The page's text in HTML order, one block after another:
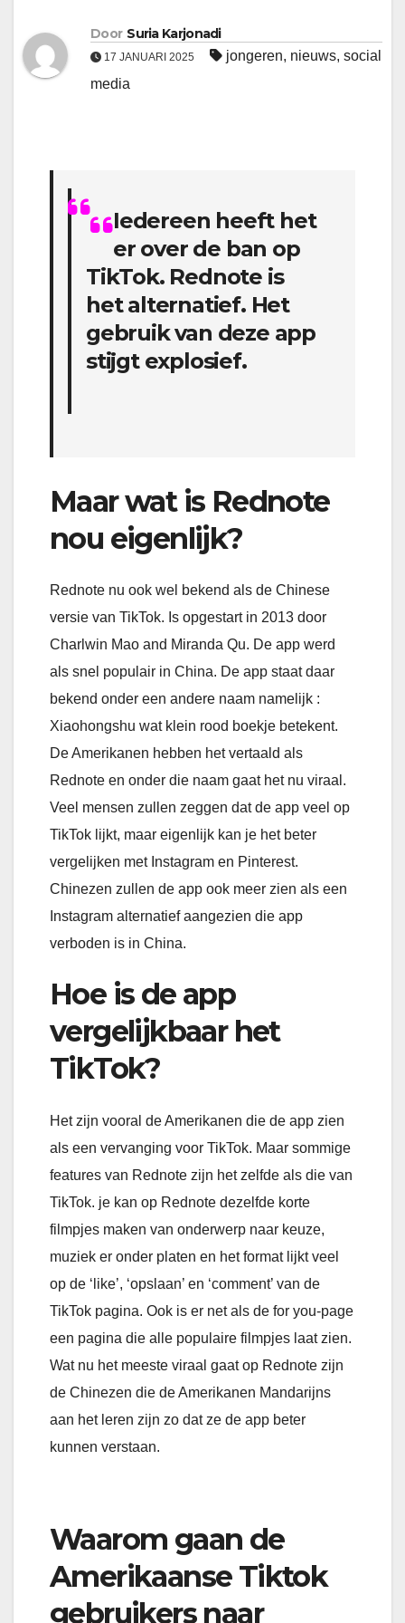
Door Suria Karjonadi
17 JANUARI 2025 jongeren, nieuws, social
media
Iedereen heeft het
er over de ban op
TikTok. Rednote is
het alternatief. Het
gebruik van deze app
stijgt explosief.
Maar wat is Rednote
nou eigenlijk?
Rednote nu ook wel bekend als de Chinese
versie van TikTok. Is opgestart in 2013 door
Charlwin Mao and Miranda Qu. De app werd
als snel populair in China. De app staat daar
bekend onder een andere naam namelijk :
Xiaohongshu wat klein rood boekje betekent.
De Amerikanen hebben het vertaald als
Rednote en onder die naam gaat het nu viraal.
Veel mensen zullen zeggen dat de app veel op
TikTok lijkt, maar eigenlijk kan je het beter
vergelijken met Instagram en Pinterest.
Chinezen zullen de app ook meer zien als een
Instagram alternatief aangezien die app
verboden is in China.
Hoe is de app
vergelijkbaar het
TikTok?
Het zijn vooral de Amerikanen die de app zien
als een vervanging voor TikTok. Maar sommige
features van Rednote zijn het zelfde als die van
TikTok. je kan op Rednote dezelfde korte
filmpjes maken van onderwerp naar keuze,
muziek er onder platen en het format lijkt veel
op de ‘like’, ‘opslaan’ en ‘comment’ van de
TikTok pagina. Ook is er net als de for you-page
een pagina die alle populaire filmpjes laat zien.
Wat nu het meeste viraal gaat op Rednote zijn
de Chinezen die de Amerikanen Mandarijns
aan het leren zijn zo dat ze de app beter
kunnen verstaan.
Waarom gaan de
Amerikaanse Tiktok
gebruikers naar